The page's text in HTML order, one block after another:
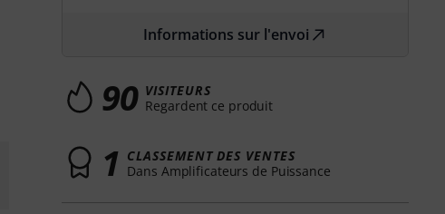
Informations sur l'envoi
90 VISITEURS
Regardent ce produit
1 CLASSEMENT DES VENTES
Dans Amplificateurs de Puissance